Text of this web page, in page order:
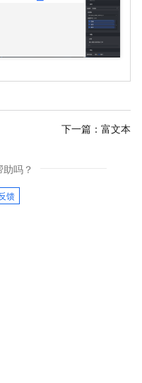
下一篇： 富文本
吗？
反馈